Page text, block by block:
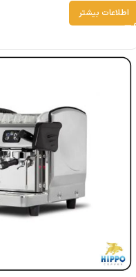
اطلاعات بیشتر